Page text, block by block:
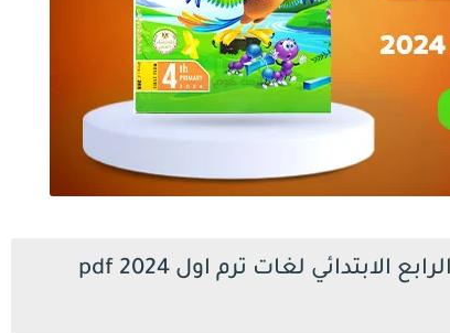
كتاب المعاصر ماث شرح للصف الرابع الابتدائي لغات ترم اول 2024 pdf